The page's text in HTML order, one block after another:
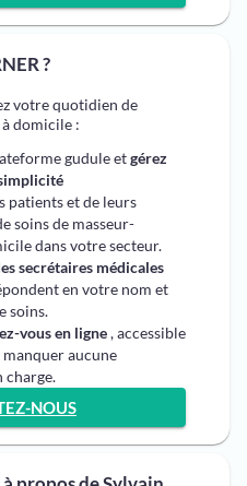
?
votre quotidien de
domicile :
gudule etgérez
patients et de leurs
soins de masseur-
dans votre secteur.
secrétaires médicales
en votre nom et
soins.
vous en ligne, accessible
aucune
charge.
NOUS